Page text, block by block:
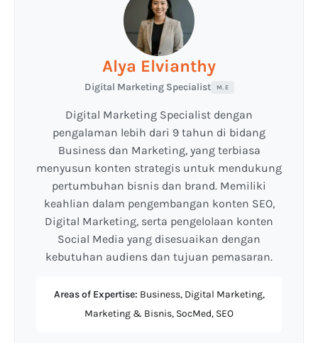
Alya Elvianthy
Digital Marketing Specialist M. E
Digital Marketing Specialist dengan
pengalaman lebih dari 9 tahun di bidang
Business dan Marketing, yang terbiasa
menyusun konten strategis untuk mendukung
pertumbuhan bisnis dan brand. Memiliki
keahlian dalam pengembangan konten SEO,
Digital Marketing, serta pengelolaan konten
Social Media yang disesuaikan dengan
kebutuhan audiens dan tujuan pemasaran.
Areas of Expertise: Business, Digital Marketing,
Marketing & Bisnis, SocMed, SEO